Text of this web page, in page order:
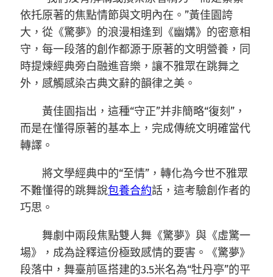
依托原著的焦點情節與文明內在。”黃佳園誇
大，從《驚夢》的浪漫相逢到《幽媾》的密意相
守，每一段落的創作都源于原著的文明營養，同
時提煉經典旁白融進音樂，讓不雅眾在跳舞之
外，感觸感染古典文辭的韻律之美。
黃佳園指出，這種“守正”并非簡略“復刻”，
而是在懂得原著的基本上，完成傳統文明確當代
轉譯。
將文學經典中的“至情”，轉化為今世不雅眾
不難懂得的跳舞說包養合約話，這考驗創作者的
巧思。
舞劇中兩段焦點雙人舞《驚夢》與《虛驚一
場》，成為詮釋這份極致感情的要害。《驚夢》
段落中，舞臺前區搭建的3.5米名為“牡丹亭”的平